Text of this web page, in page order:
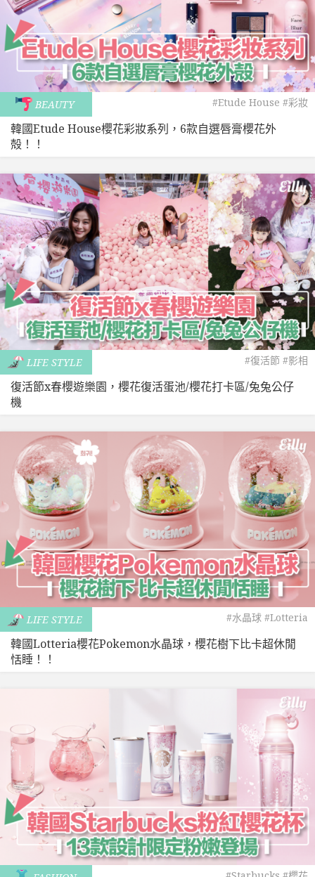
BEAUTY #Etude House #彩妝
韓國Etude House櫻花彩妝系列，6款自選唇膏櫻花外
殻！！
LIFE STYLE #復活節 #影相
復活節x春櫻遊樂園，櫻花復活蛋池/櫻花打卡區/兔兔公仔
機
LIFE STYLE #水晶球 #Lotteria
韓國Lotteria櫻花Pokemon水晶球，櫻花樹下比卡超休閒
恬睡！！